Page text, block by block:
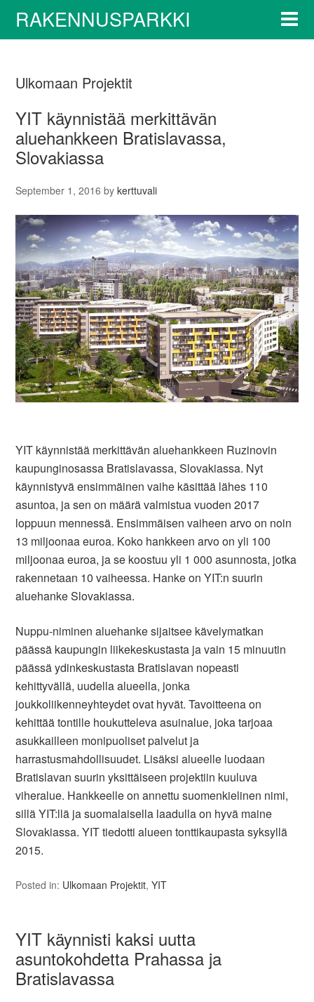
RAKENNUSPARKKI
Ulkomaan Projektit
YIT käynnistää merkittävän
aluehankkeen Bratislavassa,
Slovakiassa
September 1, 2016 bykerttuvali
YIT käynnistää merkittävän aluehankkeen Ruzinovin
kaupunginosassa Bratislavassa, Slovakiassa. Nyt
käynnistyvä ensimmäinen vaihe käsittää lähes 110
asuntoa, ja sen on määrä valmistua vuoden 2017
loppuun mennessä. Ensimmäisen vaiheen arvo on noin
13 miljoonaa euroa. Koko hankkeen arvo on yli 100
miljoonaa euroa, ja se koostuu yli 1 000 asunnosta, jotka
rakennetaan 10 vaiheessa. Hanke on YIT:n suurin
aluehanke Slovakiassa.
Nuppu-niminen aluehanke sijaitsee kävelymatkan
päässä kaupungin liikekeskustasta ja vain 15 minuutin
päässä ydinkeskustasta Bratislavan nopeasti
kehittyvällä, uudella alueella, jonka
joukkoliikenneyhteydet ovat hyvät. Tavoitteena on
kehittää tontille houkutteleva asuinalue, joka tarjoaa
asukkailleen monipuoliset palvelut ja
harrastusmahdollisuudet. Lisäksi alueelle luodaan
Bratislavan suurin yksittäiseen projektiin kuuluva
viheralue. Hankkeelle on annettu suomenkielinen nimi,
sillä YIT:llä ja suomalaisella laadulla on hyvä maine
Slovakiassa. YIT tiedotti alueen tonttikaupasta syksyllä
2015.
Posted in: Ulkomaan Projektit,YIT
YIT käynnisti kaksi uutta
asuntokohdetta Prahassa ja
Bratislavassa